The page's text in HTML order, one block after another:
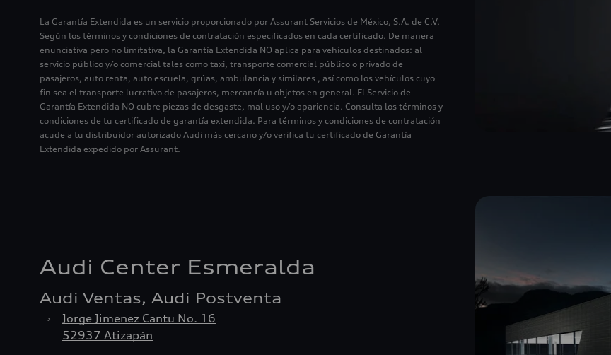
La Garantía Extendida es un servicio proporcionado por Assurant Servicios de México, S.A. de C.V.
Según los términos y condiciones de contratación especificados en cada certificado. De manera
enunciativa pero no limitativa, la Garantía Extendida NO aplica para vehículos destinados: al
servicio público y/o comercial tales como taxi, transporte comercial público o privado de
pasajeros, auto renta, auto escuela, grúas, ambulancia y similares , así como los vehículos cuyo
fin sea el transporte lucrativo de pasajeros, mercancía u objetos en general. El Servicio de
Garantía Extendida NO cubre piezas de desgaste, mal uso y/o apariencia. Consulta los términos y
condiciones de tu certificado de garantía extendida. Para términos y condiciones de contratación
acude a tu distribuidor autorizado Audi más cercano y/o verifica tu certificado de Garantía
Extendida expedido por Assurant.
Audi Center Esmeralda
Audi Ventas, Audi Postventa
›
Jorge Jimenez Cantu No. 16
52937 Atizapán